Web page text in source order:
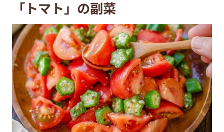
「トマト」の副菜